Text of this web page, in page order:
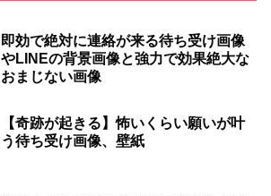
即効で絶対に連絡が来る待ち受け画像
やLINEの背景画像と強力で効果絶大な
おまじない画像
【奇跡が起きる】怖いくらい願いが叶
う待ち受け画像、壁紙